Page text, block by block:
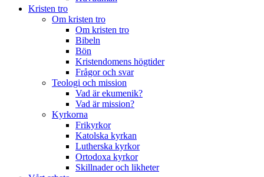
Kristen tro
Om kristen tro
Om kristen tro
Bibeln
Bön
Kristendomens högtider
Frågor och svar
Teologi och mission
Vad är ekumenik?
Vad är mission?
Kyrkorna
Frikyrkor
Katolska kyrkan
Lutherska kyrkor
Ortodoxa kyrkor
Skillnader och likheter